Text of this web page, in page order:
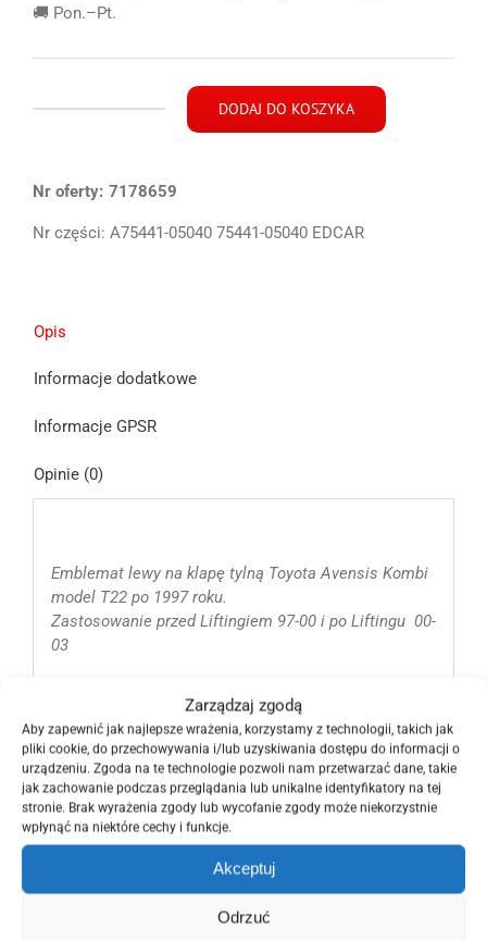
Zarządzaj zgodą
Aby zapewnić jak najlepsze wrażenia, korzystamy z technologii, takich jak
pliki cookie, do przechowywania i/lub uzyskiwania dostępu do informacji o
urządzeniu. Zgoda na te technologie pozwoli nam przetwarzać dane, takie
jak zachowanie podczas przeglądania lub unikalne identyfikatory na tej
stronie. Brak wyrażenia zgody lub wycofanie zgody może niekorzystnie
wpłynąć na niektóre cechy i funkcje.
Akceptuj
Odrzuć
🚚 Pon.–Pt.
T22
znaczek
03
DODAJ DO KOSZYKA
Nr oferty: 7178659
Nr części: A75441-05040 75441-05040 EDCAR
Opis
Informacje dodatkowe
Informacje GPSR
Opinie (0)
Emblemat lewy na klapę tylną Toyota Avensis Kombi
model T22 po 1997 roku.
Zastosowanie przed Liftingiem 97-00 i po Liftingu 00-
03
Nr katalogowy i oryginalny producenta OE OEM :
75441-05040, 7544105040
Dla prawidłowego dopasowania części prosimy
podać Vin samochodu.
2000 2001 2002 i na 2003 rok.
Inne emblematy, znaczki oraz listwy, zderzaki i lampy